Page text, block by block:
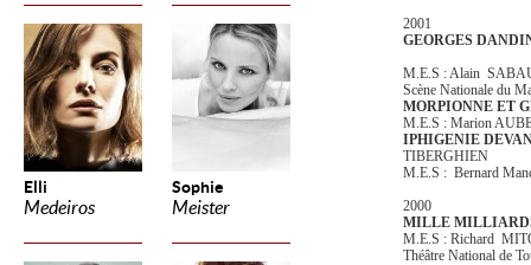
Elli
Medeiros
Sophie
Meister
2001
GEORGES
M.E.S : Alain
Scène Nationale du
MORPIONNE ET
M.E.S : Marion
IPHIGENIE
TIBERGHIEN
M.E.S : Bernard
2000
MILLE
M.E.S : Richard
Théâtre National de